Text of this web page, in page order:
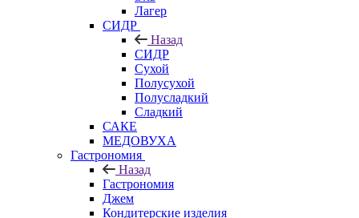
Лагер
СИДР
Назад
СИДР
Сухой
Полусухой
Полусладкий
Сладкий
САКЕ
МЕДОВУХА
Гастрономия
Назад
Гастрономия
Джем
Кондитерские изделия